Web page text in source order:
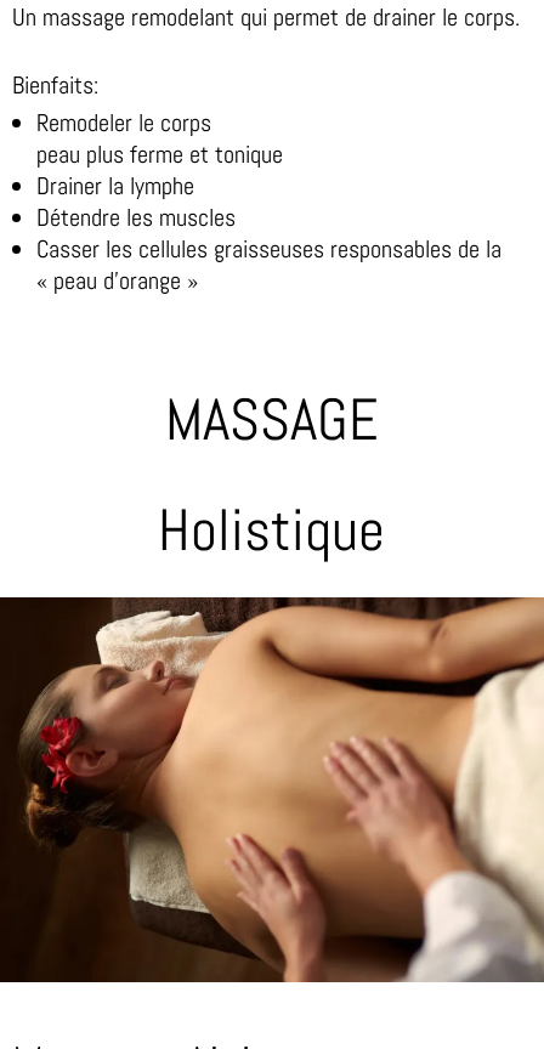
Un massage remodelant qui permet de drainer le corps.
Bienfaits:
Remodeler le corps
peau plus ferme et tonique
Drainer la lymphe
Détendre les muscles
Casser les cellules graisseuses responsables de la
« peau d’orange »
MASSAGE
Holistique